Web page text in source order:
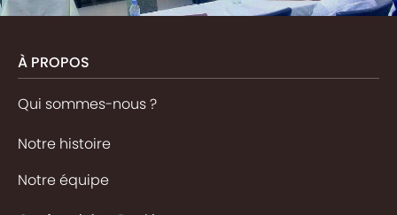
À PROPOS
Qui sommes-nous ?
Notre histoire
Notre équipe